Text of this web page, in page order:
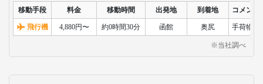
移動手段 料金 移動時間 出発地 到着地 コメント
飛行機 4,880円〜 約0時間30分 函館 奥尻 手荷物検
※当社調べ